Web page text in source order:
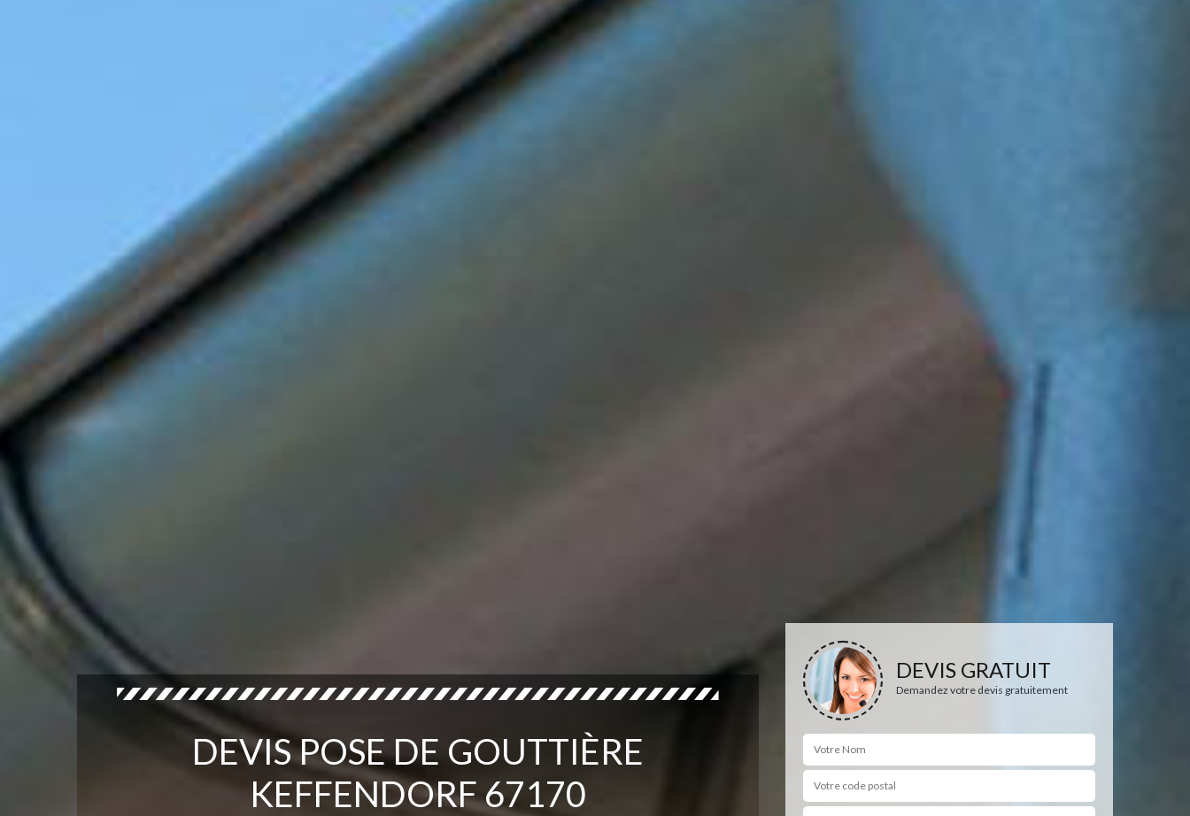
DEVIS POSE DE GOUTTIÈRE
KEFFENDORF 67170
DEVIS GRATUIT
Demandez votre devis gratuitement